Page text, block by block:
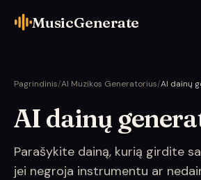
MusicGenerate
Pagrindinis/AI Muzikos Generatorius/AI dainų
AI dainų
Parašykite dainą, kurią girdite
jei negroja instrumentu ar